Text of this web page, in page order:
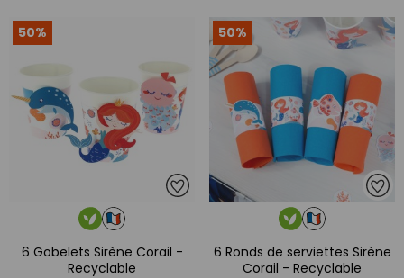
50%
6 Gobelets Sirène Corail -
Recyclable
50%
6 Ronds de serviettes Sirène
Corail - Recyclable